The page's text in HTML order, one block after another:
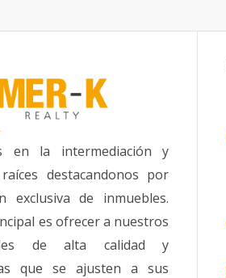
en la intermediación y
destacandonos por
exclusiva de inmuebles.
es ofrecer a nuestros
de alta calidad y
que se ajusten a sus